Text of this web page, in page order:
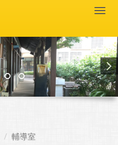
輔導室